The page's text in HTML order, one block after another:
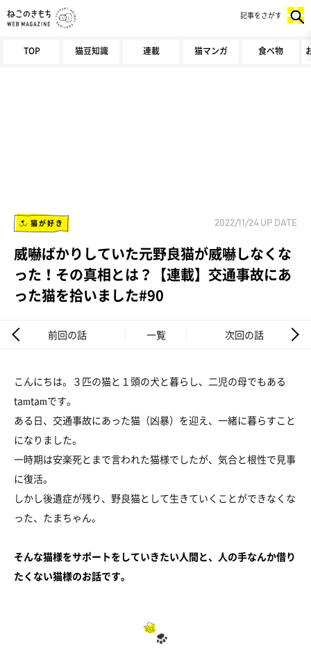
TOP 猫豆知識 連載 猫マンガ 食べ物
記事をさがす
猫が好き 2022/11/24 UP DATE
威嚇ばかりしていた元野良猫が威嚇しなくな
った！その真相とは？【連載】交通事故にあ
った猫を拾いました#90
前回の話 一覧 次回の話
こんにちは。３匹の猫と１頭の犬と暮らし、二児の母でもある
tamtamです。
ある日、交通事故にあった猫（凶暴）を迎え、一緒に暮らすこと
になりました。
一時期は安楽死とまで言われた猫様でしたが、気合と根性で見事
に復活。
しかし後遺症が残り、野良猫として生きていくことができなくな
った、たまちゃん。
そんな猫様をサポートをしていきたい人間と、人の手なんか借り
たくない猫様のお話です。